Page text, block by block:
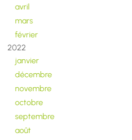
avril
mars
février
2022
janvier
décembre
novembre
octobre
septembre
août